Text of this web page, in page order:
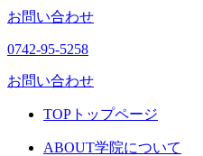
お問い合わせ
0742-95-5258
お問い合わせ
TOP トップページ
ABOUT学院について